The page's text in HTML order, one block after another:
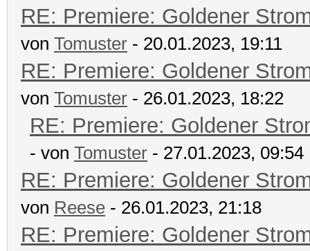
RE: Premiere: Goldener
von Tomuster - 20.01.2023, 19:11
RE: Premiere: Goldener
von Tomuster - 26.01.2023, 18:22
RE: Premiere: Goldener
- von Tomuster - 27.01.2023, 09:54
RE: Premiere: Goldener
von Reese - 26.01.2023, 21:18
RE: Premiere: Goldener